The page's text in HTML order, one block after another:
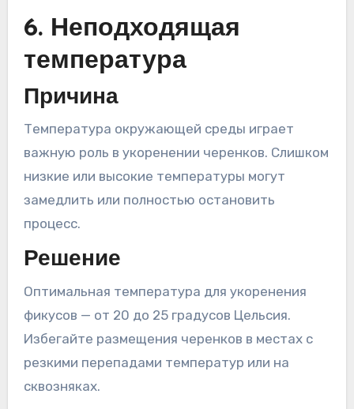
6. Неподходящая
температура
Причина
Температура окружающей среды играет
важную роль в укоренении черенков. Слишком
низкие или высокие температуры могут
замедлить или полностью остановить
процесс.
Решение
Оптимальная температура для укоренения
фикусов — от 20 до 25 градусов Цельсия.
Избегайте размещения черенков в местах с
резкими перепадами температур или на
сквозняках.